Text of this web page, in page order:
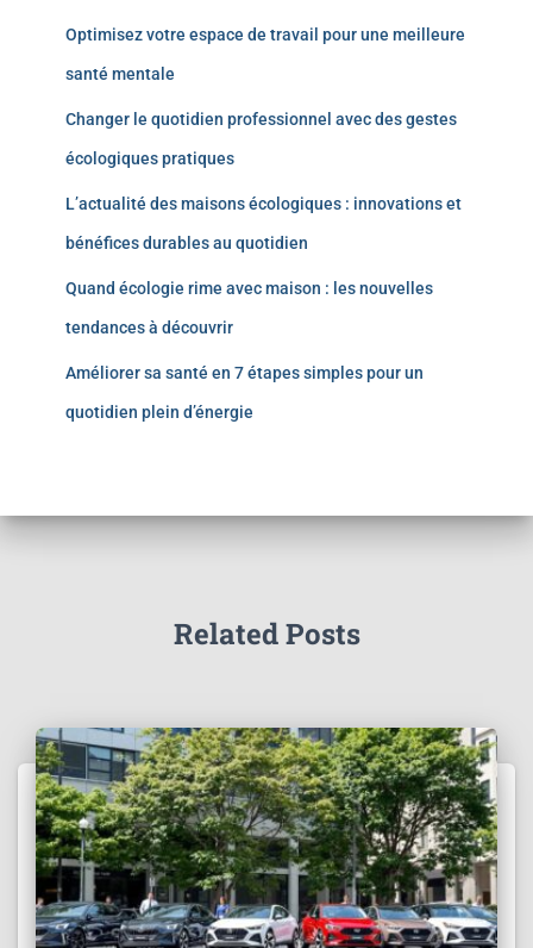
Optimisez votre espace de travail pour une meilleure
santé mentale
Changer le quotidien professionnel avec des gestes
écologiques pratiques
L’actualité des maisons écologiques : innovations et
bénéfices durables au quotidien
Quand écologie rime avec maison : les nouvelles
tendances à découvrir
Améliorer sa santé en 7 étapes simples pour un
quotidien plein d’énergie
Related Posts